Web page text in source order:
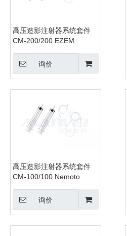
高压造影注射器系统套件
CM-200/200 EZEM
询价
高压造影注射器系统套件
CM-100/100 Nemoto
询价